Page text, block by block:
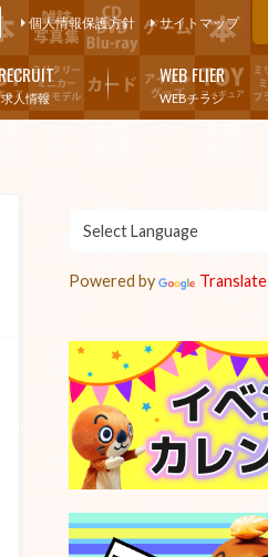
個人情報保護方針 サイトマップ
求人情報 WEBチラシ
WEB FLIER
Powered by Translate